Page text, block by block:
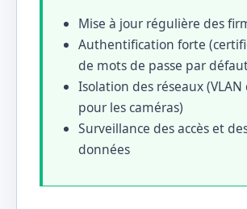
Mise à jour régulière des
Authentification forte
de mots de passe par
Isolation des réseaux (VLAN
pour les caméras)
Surveillance des accès et
données